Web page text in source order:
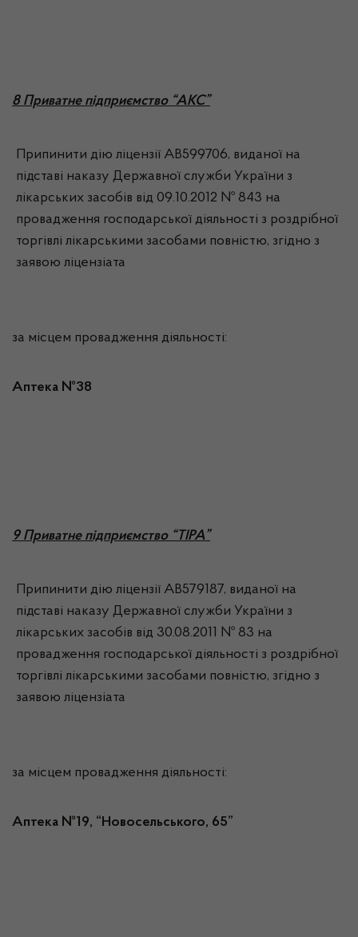
8 Приватне підприємство “АКС”
Припинити дію ліцензії АВ599706, виданої на
підставі наказу Державної служби України з
лікарських засобів від 09.10.2012 № 843 на
провадження господарської діяльності з роздрібної
торгівлі лікарськими засобами повністю, згідно з
заявою ліцензіата
за місцем провадження діяльності:
Аптека №38
9 Приватне підприємство “ТІРА”
Припинити дію ліцензії АВ579187, виданої на
підставі наказу Державної служби України з
лікарських засобів від 30.08.2011 № 83 на
провадження господарської діяльності з роздрібної
торгівлі лікарськими засобами повністю, згідно з
заявою ліцензіата
за місцем провадження діяльності:
Аптека №19, “Новосельського, 65”